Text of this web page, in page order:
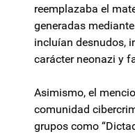
reemplazaba el
generadas
incluían desnudos,
carácter neonazi y
Asimismo, el
comunidad
grupos como